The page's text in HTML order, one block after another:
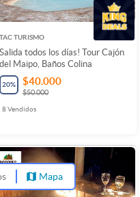
TAC TURISMO
Salida todos los días! Tour Cajón
del Maipo, Baños Colina
20% $40.000
$50.000
8Vendidos
Mapa